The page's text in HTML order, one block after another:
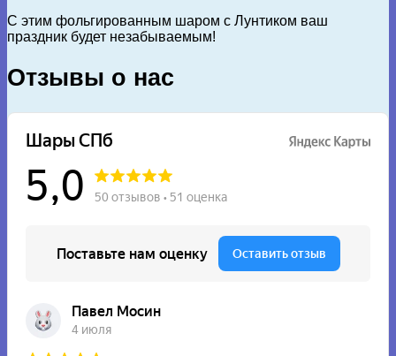
С этим фольгированным шаром с Лунтиком ваш
праздник будет незабываемым!
Отзывы о нас